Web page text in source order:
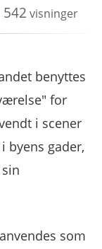
542 visninger
benyttes
for
i scener
byens gader,
som